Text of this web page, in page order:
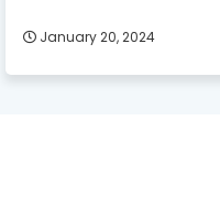
January 20, 2024